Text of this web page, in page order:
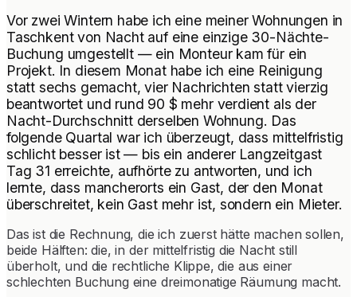
Vor zwei Wintern habe ich eine meiner Wohnungen in
Taschkent von Nacht auf eine einzige 30-Nächte-
Buchung umgestellt — ein Monteur kam für ein
Projekt. In diesem Monat habe ich eine Reinigung
statt sechs gemacht, vier Nachrichten statt vierzig
beantwortet und rund 90 $ mehr verdient als der
Nacht-Durchschnitt derselben Wohnung. Das
folgende Quartal war ich überzeugt, dass mittelfristig
schlicht besser ist — bis ein anderer Langzeitgast
Tag 31 erreichte, aufhörte zu antworten, und ich
lernte, dass mancherorts ein Gast, der den Monat
überschreitet, kein Gast mehr ist, sondern ein Mieter.
Das ist die Rechnung, die ich zuerst hätte machen sollen,
beide Hälften: die, in der mittelfristig die Nacht still
überholt, und die rechtliche Klippe, die aus einer
schlechten Buchung eine dreimonatige Räumung macht.